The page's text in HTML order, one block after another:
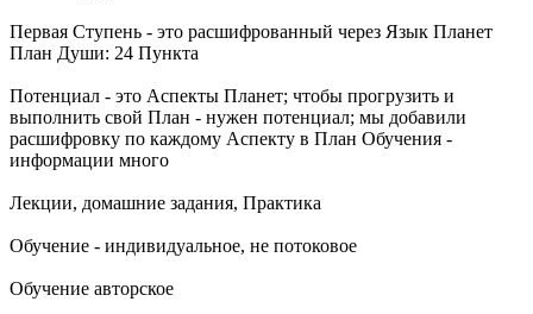
Первая Ступень - это расшифрованный через Язык Планет
План Души: 24 Пункта
Потенциал - это Аспекты Планет; чтобы прогрузить и
выполнить свой План - нужен потенциал; мы добавили
расшифровку по каждому Аспекту в План Обучения -
информации много
Лекции, домашние задания, Практика
Обучение - индивидуальное, не потоковое
Обучение авторское